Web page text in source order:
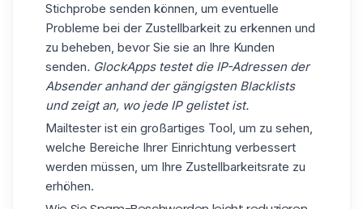
Stichprobe senden können, um eventuelle
Probleme bei der Zustellbarkeit zu erkennen und
zu beheben, bevor Sie sie an Ihre Kunden
senden. GlockApps testet die IP-Adressen der
Absender anhand der gängigsten Blacklists
und zeigt an, wo jede IP gelistet ist.
Mailtester ist ein großartiges Tool, um zu sehen,
welche Bereiche Ihrer Einrichtung verbessert
werden müssen, um Ihre Zustellbarkeitsrate zu
erhöhen.